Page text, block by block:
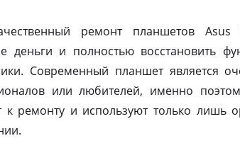
ремонт планшетов
деньги и полностью восстановить
Современный планшет является
или любителей, именно
к ремонту и используют только лишь